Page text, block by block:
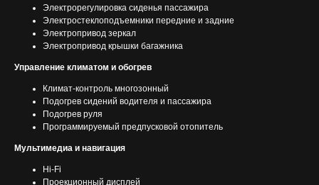
Электрорегулировка сиденья пассажира
Электростеклоподъемники передние и задние
Электропривод зеркал
Электропривод крышки багажника
Управление климатом и обогрев
Климат-контроль многозонный
Подогрев сидений водителя и пассажира
Подогрев руля
Программируемый предпусковой отопитель
Мультимедиа и навигация
Hi-Fi
Проекционный дисплей